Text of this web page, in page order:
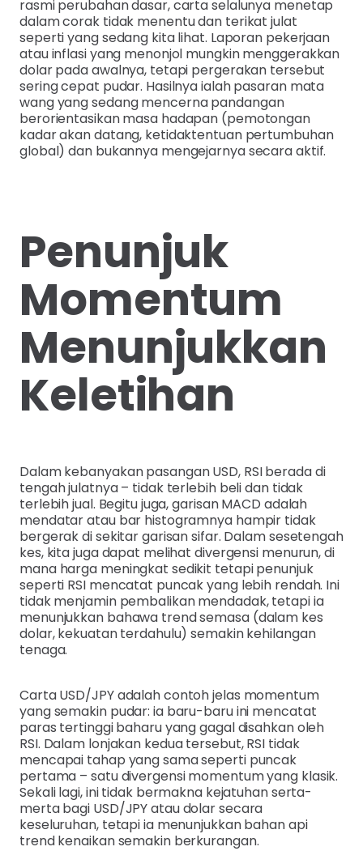
rasmi perubahan dasar, carta selalunya menetap
dalam corak tidak menentu dan terikat julat
seperti yang sedang kita lihat. Laporan pekerjaan
atau inflasi yang menonjol mungkin menggerakkan
dolar pada awalnya, tetapi pergerakan tersebut
sering cepat pudar. Hasilnya ialah pasaran mata
wang yang sedang mencerna pandangan
berorientasikan masa hadapan (pemotongan
kadar akan datang, ketidaktentuan pertumbuhan
global) dan bukannya mengejarnya secara aktif.
Penunjuk
Momentum
Menunjukkan
Keletihan
Dalam kebanyakan pasangan USD, RSI berada di
tengah julatnya – tidak terlebih beli dan tidak
terlebih jual. Begitu juga, garisan MACD adalah
mendatar atau bar histogramnya hampir tidak
bergerak di sekitar garisan sifar. Dalam sesetengah
kes, kita juga dapat melihat divergensi menurun, di
mana harga meningkat sedikit tetapi penunjuk
seperti RSI mencatat puncak yang lebih rendah. Ini
tidak menjamin pembalikan mendadak, tetapi ia
menunjukkan bahawa trend semasa (dalam kes
dolar, kekuatan terdahulu) semakin kehilangan
tenaga.
Carta USD/JPY adalah contoh jelas momentum
yang semakin pudar: ia baru-baru ini mencatat
paras tertinggi baharu yang gagal disahkan oleh
RSI. Dalam lonjakan kedua tersebut, RSI tidak
mencapai tahap yang sama seperti puncak
pertama – satu divergensi momentum yang klasik.
Sekali lagi, ini tidak bermakna kejatuhan serta-
merta bagi USD/JPY atau dolar secara
keseluruhan, tetapi ia menunjukkan bahan api
trend kenaikan semakin berkurangan.